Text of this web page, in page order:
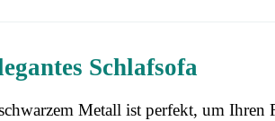
Schlafsofa
Metall ist perfekt, um Ihren